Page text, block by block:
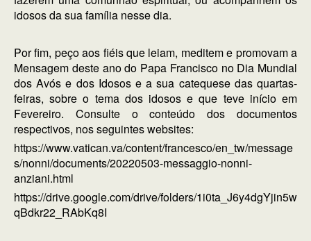
idosos da sua família nesse dia.
Por fim, peço aos fiéis que leiam, meditem e promovam a
Mensagem deste ano do Papa Francisco no Dia Mundial
dos Avós e dos Idosos e a sua catequese das quartas-
feiras, sobre o tema dos idosos e que teve início em
Fevereiro. Consulte o conteúdo dos documentos
respectivos, nos seguintes websites:
https://www.vatican.va/content/francesco/en_tw/message
s/nonni/documents/20220503-messaggio-nonni-
anziani.html
https://drive.google.com/drive/folders/1i0ta_J6y4dgYjin5w
qBdkr22_RAbKq8I